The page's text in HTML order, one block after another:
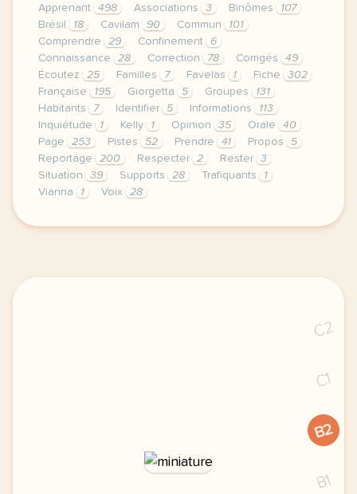
Apprenant
498 Associations 3 Binômes
107
Brésil
18 Cavilam 90 Commun
101
Comprendre
29 Confinement
6
Connaissance
28 Correction 78 Corrigés
49
Écoutez
25 Familles 7 Favelas 1 Fiche
302
Française
195 Giorgetta 5 Groupes
131
Habitants
7 Identifier 5 Informations
113
Inquiétude
1 Kelly 1 Opinion 35 Orale
40
Page
253 Pistes 52 Prendre 41 Propos
5
Reportage
200 Respecter 2 Rester
3
Situation
39 Supports 28 Trafiquants
1
Vianna
1 Voix 28
le respect de votre vie privee est une priorite
C2
C1
B2
B1